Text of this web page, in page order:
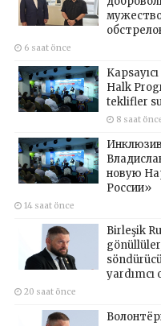
6 saat önce
Halk
teklifler
8 saat
новую
России»
14 saat önce
Birleşik
yardımcı
20 saat önce